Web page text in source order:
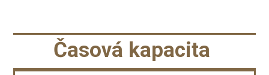
Časová kapacita